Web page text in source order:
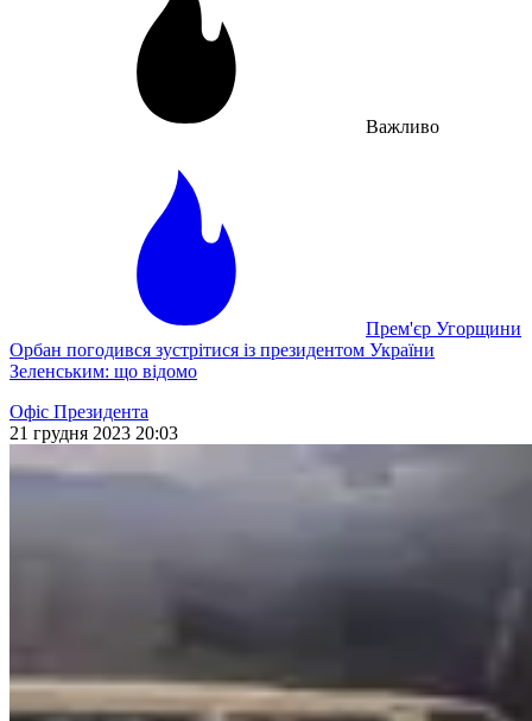
Важливо
Прем'єр Угорщини
Орбан погодився зустрітися із президентом України
Зеленським: що відомо
Офіс Президента
21 грудня 2023 20:03